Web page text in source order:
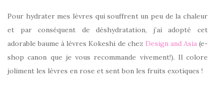
Pour hydrater mes lèvres qui souffrent un peu de la chaleur
et par conséquent de déshydratation, j’ai adopté cet
adorable baume à lèvres Kokeshi de chez Design and Asia(e-
shop canon que je vous recommande vivement!). Il colore
joliment les lèvres en rose et sent bon les fruits exotiques !